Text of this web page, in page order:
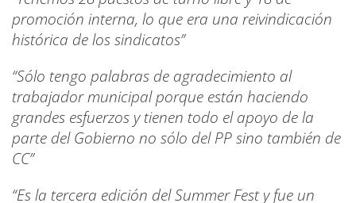
promoción interna, lo que era una reivindicación
histórica de los sindicatos”
“Sólo tengo palabras de agradecimiento al
trabajador municipal porque están haciendo
grandes esfuerzos y tienen todo el apoyo de la
parte del Gobierno no sólo del PP sino también de
CC”
“Es la tercera edición del Summer Fest y fue un